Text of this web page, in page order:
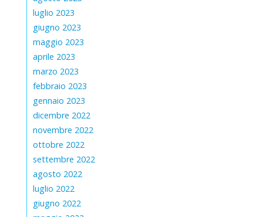
luglio 2023
giugno 2023
maggio 2023
aprile 2023
marzo 2023
febbraio 2023
gennaio 2023
dicembre 2022
novembre 2022
ottobre 2022
settembre 2022
agosto 2022
luglio 2022
giugno 2022